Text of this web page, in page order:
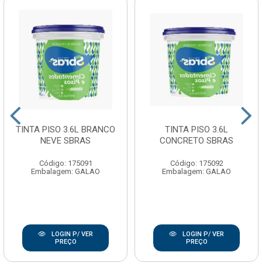
TINTA PISO 3.6L BRANCO
NEVE SBRAS
Código: 175091
Embalagem: GALAO
LOGIN P/ VER
PREÇO
TINTA PISO 3.6L
CONCRETO SBRAS
Código: 175092
Embalagem: GALAO
LOGIN P/ VER
PREÇO